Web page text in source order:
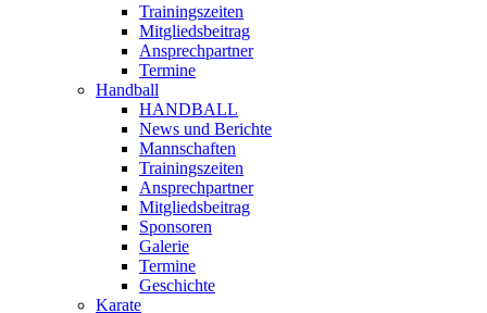
Trainingszeiten
Mitgliedsbeitrag
Ansprechpartner
Termine
Handball
HANDBALL
News und Berichte
Mannschaften
Trainingszeiten
Ansprechpartner
Mitgliedsbeitrag
Sponsoren
Galerie
Termine
Geschichte
Karate